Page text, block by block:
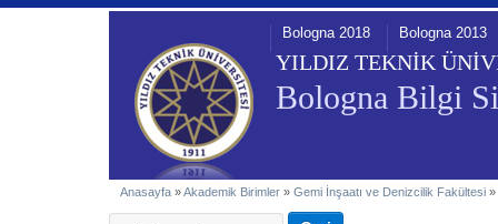
YILDIZ TEKNİK
Bologna Bilgi
Bologna 2018 Bologna 2013
Anasayfa »Akademik Birimler » Gemi İnşaatı ve Denizcilik Fakültesi »